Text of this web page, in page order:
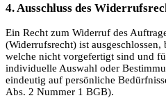
4. Ausschluss des
Ein Recht zum Widerruf des
(Widerrufsrecht) ist
welche nicht vorgefertigt sind und
individuelle Auswahl oder
eindeutig auf persönliche
Abs. 2 Nummer 1 BGB).